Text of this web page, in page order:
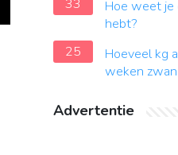
33
Hoe weet
hebt?
25
Hoeveel kg
weken
Advertentie